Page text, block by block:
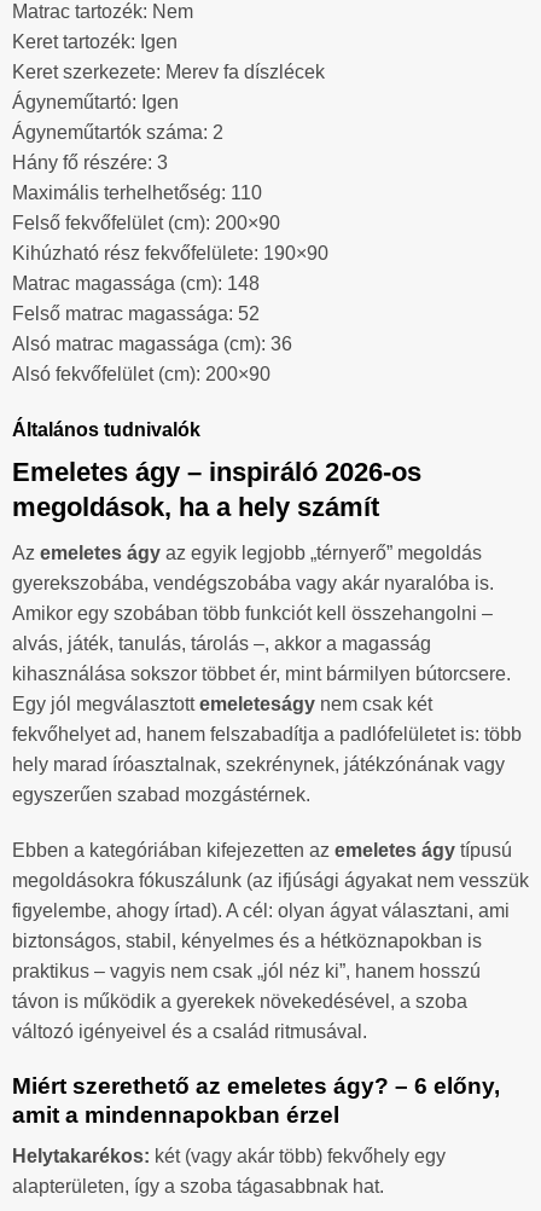
Matrac tartozék: Nem
Keret tartozék: Igen
Keret szerkezete: Merev fa díszlécek
Ágyneműtartó: Igen
Ágyneműtartók száma: 2
Hány fő részére: 3
Maximális terhelhetőség: 110
Felső fekvőfelület (cm): 200×90
Kihúzható rész fekvőfelülete: 190×90
Matrac magassága (cm): 148
Felső matrac magassága: 52
Alsó matrac magassága (cm): 36
Alsó fekvőfelület (cm): 200×90
Általános tudnivalók
Emeletes ágy – inspiráló 2026-os
megoldások, ha a hely számít
Az emeletes ágy az egyik legjobb „térnyerő” megoldás
gyerekszobába, vendégszobába vagy akár nyaralóba is.
Amikor egy szobában több funkciót kell összehangolni –
alvás, játék, tanulás, tárolás –, akkor a magasság
kihasználása sokszor többet ér, mint bármilyen bútorcsere.
Egy jól megválasztottemeleteságy nem csak két
fekvőhelyet ad, hanem felszabadítja a padlófelületet is: több
hely marad íróasztalnak, szekrénynek, játékzónának vagy
egyszerűen szabad mozgástérnek.
Ebben a kategóriában kifejezetten az emeletes ágy típusú
megoldásokra fókuszálunk (az ifjúsági ágyakat nem vesszük
figyelembe, ahogy írtad). A cél: olyan ágyat választani, ami
biztonságos, stabil, kényelmes és a hétköznapokban is
praktikus – vagyis nem csak „jól néz ki”, hanem hosszú
távon is működik a gyerekek növekedésével, a szoba
változó igényeivel és a család ritmusával.
Miért szerethető az emeletes ágy? – 6 előny,
amit a mindennapokban érzel
Helytakarékos: két (vagy akár több) fekvőhely egy
alapterületen, így a szoba tágasabbnak hat.